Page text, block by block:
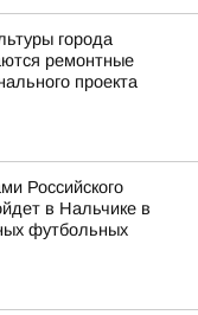
города
ремонтные
проекта
Российского
в Нальчике в
футбольных